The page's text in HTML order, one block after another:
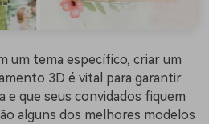
um tema específico, criar um
3D é vital para garantir
e que seus convidados fiquem
alguns dos melhores modelos